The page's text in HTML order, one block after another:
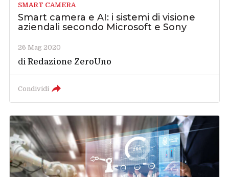
SMART CAMERA
Smart camera e AI: i sistemi di visione
aziendali secondo Microsoft e Sony
26 Mag 2020
diRedazione ZeroUno
Condividi